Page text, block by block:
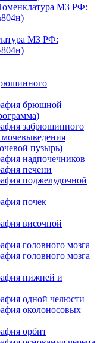
МЗ РФ:
МЗ РФ:
брюшной
забрюшинного
мочевыведения
пузырь)
надпочечников
печени
поджелудочной
почек
височной
головного мозга
головного мозга
нижней и
одной челюсти
околоносовых
орбит